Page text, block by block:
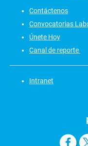
Contáctenos
Convocatorias
Únete Hoy
Canal de reporte
Intranet